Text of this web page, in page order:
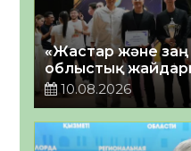
«Жастар және заң
облыстық
10.08.2026